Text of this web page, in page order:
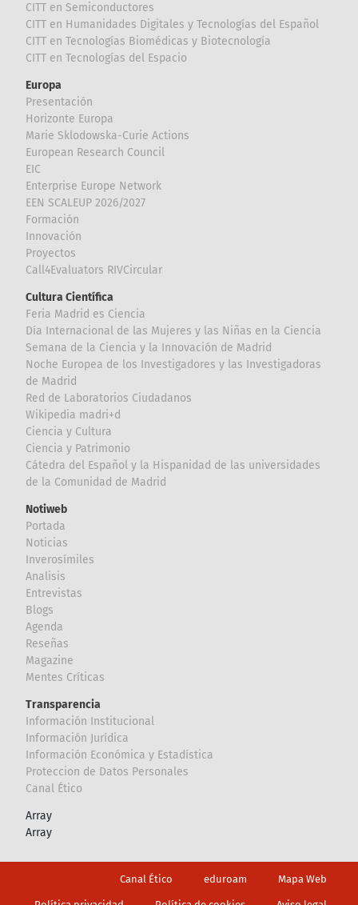
CITT en Semiconductores
CITT en Humanidades Digitales y Tecnologías del Español
CITT en Tecnologías Biomédicas y Biotecnología
CITT en Tecnologías del Espacio
Europa
Presentación
Horizonte Europa
Marie Sklodowska-Curie Actions
European Research Council
EIC
Enterprise Europe Network
EEN SCALEUP 2026/2027
Formación
Innovación
Proyectos
Call4Evaluators RIVCircular
Cultura Científica
Feria Madrid es Ciencia
Día Internacional de las Mujeres y las Niñas en la Ciencia
Semana de la Ciencia y la Innovación de Madrid
Noche Europea de los Investigadores y las Investigadoras
de Madrid
Red de Laboratorios Ciudadanos
Wikipedia madri+d
Ciencia y Cultura
Ciencia y Patrimonio
Cátedra del Español y la Hispanidad de las universidades
de la Comunidad de Madrid
Notiweb
Portada
Noticias
Inverosímiles
Analisis
Entrevistas
Blogs
Agenda
Reseñas
Magazine
Mentes Críticas
Transparencia
Información Institucional
Información Jurídica
Información Económica y Estadística
Proteccion de Datos Personales
Canal Ético
Array
Array
Canal Ético eduroam Mapa Web